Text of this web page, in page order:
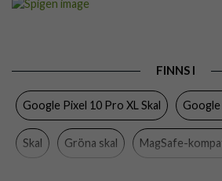
Färg
Material
FINNS I
Google Pixel 10 Pro XL Skal Google
Skal Gröna skal MagSafe-